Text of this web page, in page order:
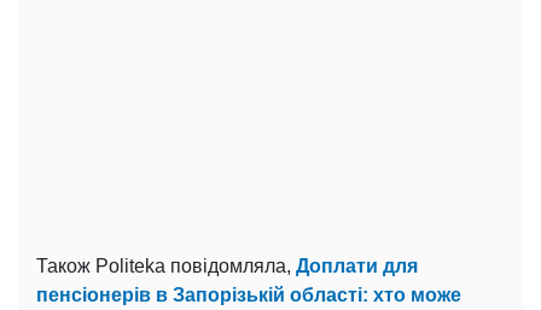
Також Politeka повідомляла, Доплати для
пенсіонерів в Запорізькій області: хто може